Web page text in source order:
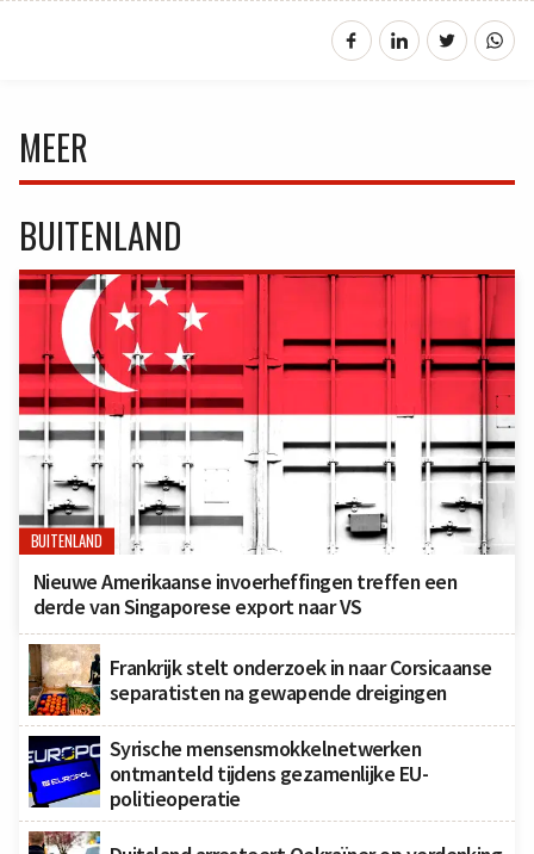
MEER
BUITENLAND
BUITENLAND
Nieuwe Amerikaanse invoerheffingen treffen een
derde van Singaporese export naar VS
Frankrijk stelt onderzoek in naar Corsicaanse
separatisten na gewapende dreigingen
Syrische mensensmokkelnetwerken
ontmanteld tijdens gezamenlijke EU-
politieoperatie